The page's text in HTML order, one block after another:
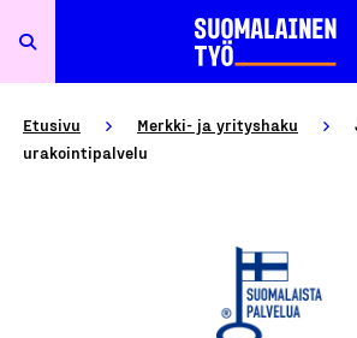
Etusivu Merkki- ja yrityshaku
urakointipalvelu